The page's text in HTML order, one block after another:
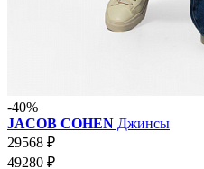
-40%
JACOB COHEN Джинсы
29568 ₽
49280 ₽